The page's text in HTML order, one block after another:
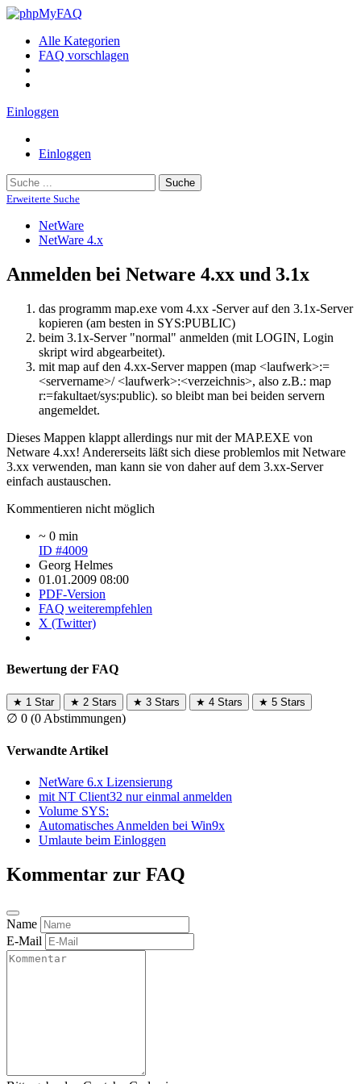
Alle Kategorien
FAQ vorschlagen
Einloggen
Einloggen
Suche
Erweiterte Suche
NetWare
NetWare 4.x
Anmelden bei Netware 4.xx und 3.1x
das programm map.exe vom 4.xx -Server auf den 3.1x-Server
kopieren (am besten in SYS:PUBLIC)
beim 3.1x-Server "normal" anmelden (mit LOGIN, Login
skript wird abgearbeitet).
mit map auf den 4.xx-Server mappen (map <laufwerk>:=
<servername>/ <laufwerk>:<verzeichnis>, also z.B.: map
r:=fakultaet/sys:public). so bleibt man bei beiden servern
angemeldet.
Dieses Mappen klappt allerdings nur mit der MAP.EXE von
Netware 4.xx! Andererseits läßt sich diese problemlos mit Netware
3.xx verwenden, man kann sie von daher auf dem 3.xx-Server
einfach austauschen.
Kommentieren nicht möglich
~ 0 min
ID #4009
Georg Helmes
01.01.2009 08:00
PDF-Version
FAQ weiterempfehlen
X (Twitter)
Bewertung der FAQ
★ 1 Star ★ 2 Stars ★ 3 Stars ★ 4 Stars ★ 5 Stars
∅ 0 (0 Abstimmungen)
Verwandte Artikel
NetWare 6.x Lizensierung
mit NT Client32 nur einmal anmelden
Volume SYS:
Automatisches Anmelden bei Win9x
Umlaute beim Einloggen
Kommentar zur FAQ
Name
E-Mail